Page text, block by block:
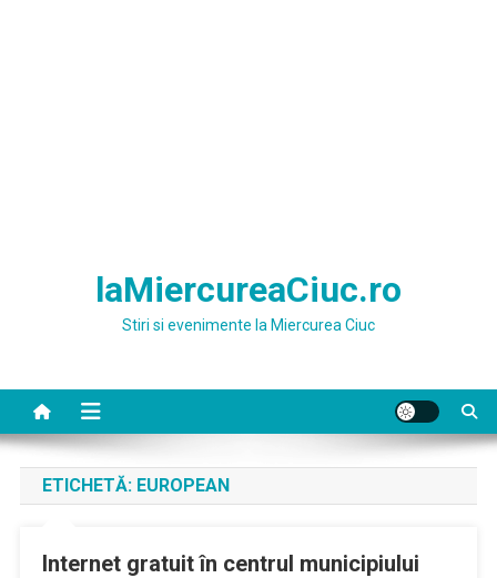
laMiercureaCiuc.ro
Stiri si evenimente la Miercurea Ciuc
ETICHETĂ: EUROPEAN
Internet gratuit în centrul municipiului